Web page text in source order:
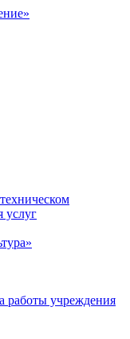
услуг
работы учреждения